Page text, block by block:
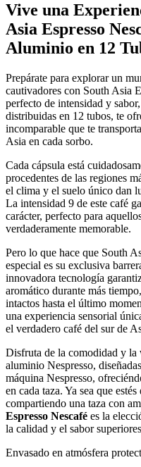
Vive una
Asia Espresso
Aluminio en 12
Prepárate para explorar un
cautivadores con South Asia
perfecto de intensidad y
distribuidas en 12 tubos, te
incomparable que te
Asia en cada sorbo.
Cada cápsula está
procedentes de las regiones
el clima y el suelo único dan
La intensidad 9 de este café
carácter, perfecto para
verdaderamente memorable.
Pero lo que hace que South
especial es su exclusiva
innovadora tecnología
aromático durante más
intactos hasta el último
una experiencia sensorial
el verdadero café del sur de
Disfruta de la comodidad y la
aluminio Nespresso,
máquina Nespresso,
en cada taza. Ya sea que
compartiendo una taza con
Espresso Nescafé es la
la calidad y el sabor
Envasado en atmósfera